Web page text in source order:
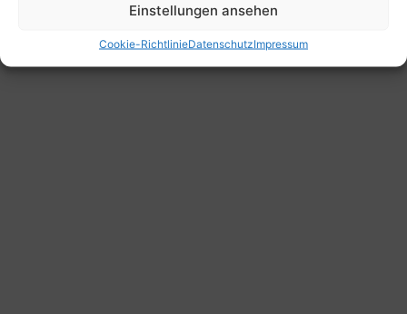
Einstellungen ansehen
Cookie-RichtlinieDatenschutzImpressum